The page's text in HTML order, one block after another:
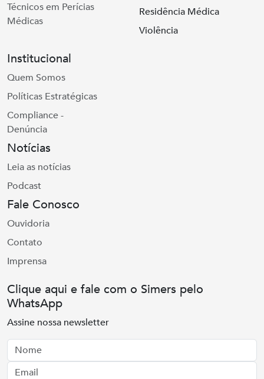
Técnicos em Perícias
Médicas
Residência Médica
Violência
Institucional
Quem Somos
Políticas Estratégicas
Compliance -
Denúncia
Notícias
Leia as notícias
Podcast
Fale Conosco
Ouvidoria
Contato
Imprensa
Clique aqui e fale com o Simers pelo
WhatsApp
Assine nossa newsletter
Nome
Email